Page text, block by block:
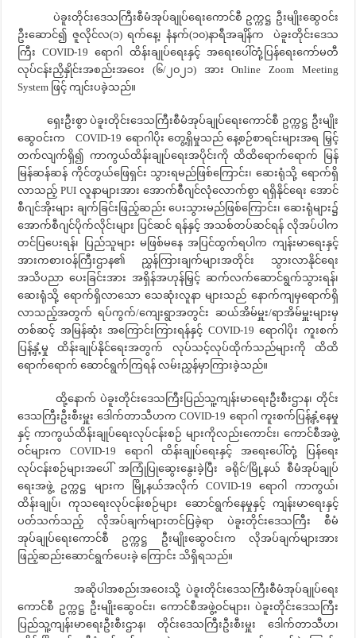
ပဲခူးတိုင်းဒေသကြီးစီမံအုပ်ချုပ်ရေးကောင်စီ ဥက္ကဋ္ဌ ဦးမျိုးဆွေဝင်း
ဦးဆောင်၍ ဇူလိုင်လ(၁) ရက်နေ့၊ နံနက်(၁၀)နာရီအချိန်က ပဲခူးတိုင်းဒေသ
ကြီး COVID-19 ရောဂါ ထိန်းချုပ်ရေးနှင့် အရေးပေါ်တုံ့ပြန်ရေးကော်မတီ
လုပ်ငန်းညှိနှိုင်းအစည်းအဝေး (၆/၂၀၂၁) အား Online Zoom Meeting
System ဖြင့် ကျင်းပခဲ့သည်။
ရှေးဦးစွာ ပဲခူးတိုင်းဒေသကြီးစီမံအုပ်ချုပ်ရေးကောင်စီ ဥက္ကဋ္ဌ ဦးမျိုး
ဆွေဝင်းက COVID-19 ရောဂါပိုး တွေ့ရှိမှုသည် နေ့စဉ်စာရင်းများအရ မြှင့်
တက်လျက်ရှိ၍ ကာကွယ်ထိန်းချုပ်ရေးအပိုင်းကို ထိထိရောက်ရောက် မြန်
မြန်ဆန်ဆန် ကိုင်တွယ်ဖြေရှင်း သွားရမည်ဖြစ်ကြောင်း၊ ဆေးရုံသို့ ရောက်ရှိ
လာသည့် PUI လူနာများအား အောက်စီဂျင်လုံလောက်စွာ ရရှိနိုင်ရေး အောင်
စီဂျင်အိုးများ ချက်ခြင်းဖြည့်ဆည်း ပေးသွားမည်ဖြစ်ကြောင်း၊ ဆေးရုံများ၌
အောက်စီဂျင်ပိုက်လိုင်းများ ပြင်ဆင် ရန်နှင့် အသစ်တပ်ဆင်ရန် လိုအပ်ပါက
တင်ပြပေးရန်၊ ပြည်သူများ မဖြစ်မနေ အပြင်ထွက်ရပါက ကျန်းမာရေးနှင့်
အားကစားဝန်ကြီးဌာန၏ ညွှန်ကြားချက်များအတိုင်း သွားလာနိုင်ရေး
အသိပညာ ပေးခြင်းအား အရှိန်အဟုန်မြှင့် ဆက်လက်ဆောင်ရွက်သွားရန်၊
ဆေးရုံသို့ ရောက်ရှိလာသော သေဆုံးလူနာ များသည် နောက်ကျမှရောက်ရှိ
လာသည့်အတွက် ရပ်ကွက်/ကျေးရွာအတွင်း ဆယ်အိမ်မှူး/ရာအိမ်မှူးများမှ
တစ်ဆင့် အမြန်ဆုံး အကြောင်းကြားရန်နှင့် COVID-19 ရောဂါပိုး ကူးစက်
ပြန့်နှံ့မှု ထိန်းချုပ်နိုင်ရေးအတွက် လုပ်သင့်လုပ်ထိုက်သည်များကို ထိထိ
ရောက်ရောက် ဆောင်ရွက်ကြရန် လမ်းညွှန်မှာကြားခဲ့သည်။
ထို့နောက် ပဲခူးတိုင်းဒေသကြီးပြည်သူ့ကျန်းမာရေးဦးစီးဌာန၊ တိုင်း
ဒေသကြီးဦးစီးမှူး ဒေါက်တာသီဟက COVID-19 ရောဂါ ကူးစက်ပြန့်နှံ့နေမှု
နှင့် ကာကွယ်ထိန်းချုပ်ရေးလုပ်ငန်းစဉ် များကိုလည်းကောင်း၊ ကောင်စီအဖွဲ့
ဝင်များက COVID-19 ရောဂါ ထိန်းချုပ်ရေးနှင့် အရေးပေါ်တုံ့ ပြန်ရေး
လုပ်ငန်းစဉ်များအပေါ် အကြုံပြုဆွေးနွေးခဲ့ပြီး ခရိုင်/မြို့နယ် စီမံအုပ်ချုပ်
ရေးအဖွဲ့ ဥက္ကဋ္ဌ များက မြို့နယ်အလိုက် COVID-19 ရောဂါ ကာကွယ်၊
ထိန်းချုပ်၊ ကုသရေးလုပ်ငန်းစဉ်များ ဆောင်ရွက်နေမှုနှင့် ကျန်းမာရေးနှင့်
ပတ်သက်သည့် လိုအပ်ချက်များတင်ပြခဲ့ရာ ပဲခူးတိုင်းဒေသကြီး စီမံ
အုပ်ချုပ်ရေးကောင်စီ ဥက္ကဋ္ဌ ဦးမျိုးဆွေဝင်းက လိုအပ်ချက်များအား
ဖြည့်ဆည်းဆောင်ရွက်ပေးခဲ့ ကြောင်း သိရှိရသည်။
အဆိုပါအစည်းအဝေးသို့ ပဲခူးတိုင်းဒေသကြီးစီမံအုပ်ချုပ်ရေး
ကောင်စီ ဥက္ကဋ္ဌ ဦးမျိုးဆွေဝင်း၊ ကောင်စီအဖွဲ့ဝင်များ၊ ပဲခူးတိုင်းဒေသကြီး
ပြည်သူ့ကျန်းမာရေးဦးစီးဌာန၊ တိုင်းဒေသကြီးဦးစီးမှူး ဒေါက်တာသီဟ၊